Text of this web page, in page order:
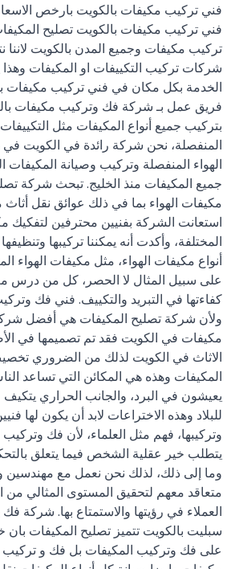
فني تركيب مكيفات بالكويت بارخص
فني تركيب مكيفات بالكويت تصليح
تركيب مكيفات وجميع المدن بالكويت لاننا
شركات تركيب التكييفات او المكيفات وهذا
الخدمة بكل مكان في فني تركيب مكيفات
فريق عمل بـ شركة فك وتركيب مكيفات
بتركيب جميع أنواع المكيفات مثل
المنفصلة، نحن شركة رائدة في الكويت
الهواء المنفصلة وتركيب وصيانة
جميع المكيفات منذ الخليج. تبحث شركة
مكيفات الهواء بما في ذلك عوائق نقل أثاث
استعانت الشركة بفنيين محترفين لتفكيك
المختلفة، وأكدت أنه يمكننا تركيبها
أنواع مكيفات الهواء، مثل مكيفات الهواء
على سبيل المثال لا الحصر، كل من درس
كفاءتها في التبريد والتكييف. فني فك
ولأن شركة تصليح المكيفات هي أفضل
مكيفات في الكويت فقد تم تصميمها في
الاثاث في الكويت لذلك من الضروري
المكيفات وهذه هي المكائن ​​التي تساعد
يعيشون في البرد، والجانب الحراري يتكيف
للبلاد وهذه الاختراعات لابد أن يكون لها
وتركيبها، فهم مثل العلماء، لأن فك
يتطلب خير عقلية الشخص فيما يتعلق
وما إلى ذلك، لذلك نحن نعمل مع مهندسين
متعاقد معهم لتحقيق المستوى المثالي من
العملاء في رؤيتها والاستمتاع بها. شركة
سبليت بالكويت تتميز تصليح المكيفات بان
على فك وتركيب المكيفات بل فك و